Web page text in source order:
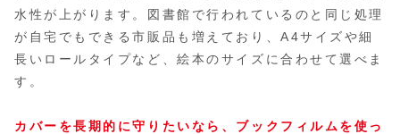
水性が上がります。図書館で行われているのと同じ処理
が自宅でもできる市販品も増えており、A4サイズや細
長いロールタイプなど、絵本のサイズに合わせて選べま
す。
カバーを長期的に守りたいなら、ブックフィルムを使っ